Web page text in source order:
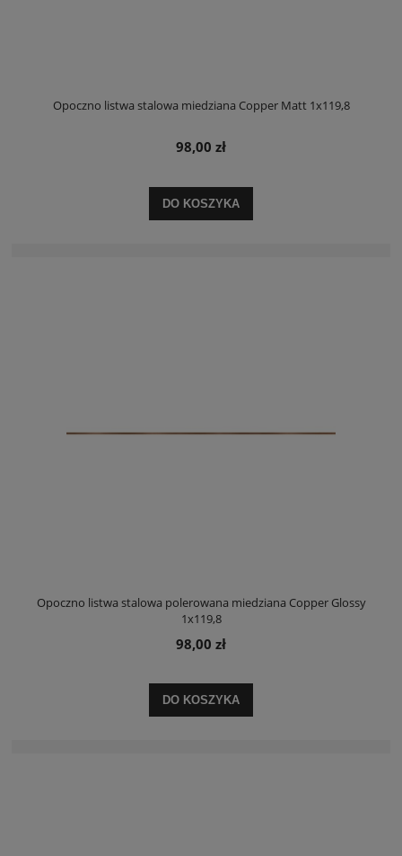
Opoczno listwa stalowa miedziana Copper Matt 1x119,8
98,00 zł
DO KOSZYKA
Opoczno listwa stalowa polerowana miedziana Copper Glossy
1x119,8
98,00 zł
DO KOSZYKA